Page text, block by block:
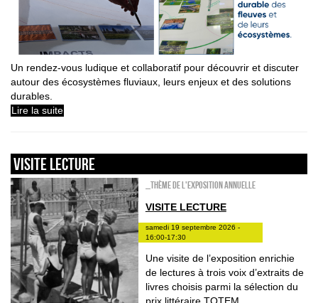
Un rendez-vous ludique et collaboratif pour découvrir et discuter
autour des écosystèmes fluviaux, leurs enjeux et des solutions
durables.
Lire la suite
VISITE LECTURE
_Thème de l'exposition annuelle
VISITE LECTURE
samedi 19 septembre 2026 -
16:00-17:30
Une visite de l’exposition enrichie
de lectures à trois voix d’extraits de
livres choisis parmi la sélection du